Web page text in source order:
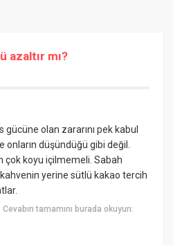
azaltır mı?
olan zararını pek kabul
düşündüğü gibi değil.
çok koyu içilmemeli. Sabah
kahvenin yerine sütlü kakao tercih
Cevabın tamamını burada okuyun: